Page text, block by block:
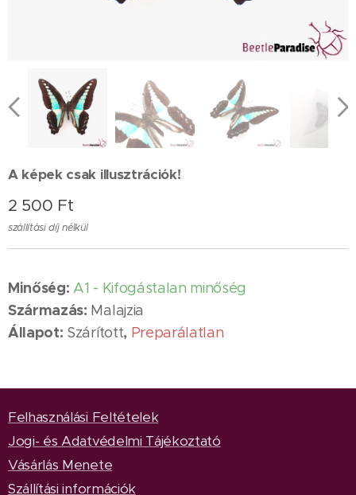
A képek csak illusztrációk!
2 500 Ft
szállítási díj nélkül
Minőség: A1 - Kifogástalan minőség
Származás: Malajzia
Állapot: Szárított, Preparálatlan
Felhasználási Feltételek
Jogi- és Adatvédelmi Tájékoztató
Vásárlás Menete
Szállítási információk